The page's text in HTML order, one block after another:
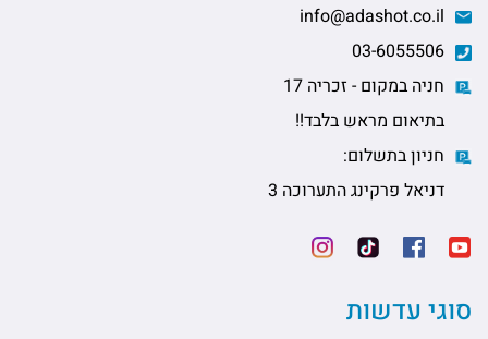
חניה במקום - זכריה 17
בתיאום מראש בלבד!!
חניון בתשלום:
דניאל פרקינג התערוכה 3
סוגי עדשות